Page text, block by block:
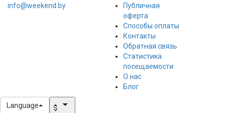
info@weekend.by
Публичная
оферта
Способы оплаты
Контакты
Обратная связь
Статистика
посещаемости
О нас
Блог
Language $ arrow_drop_down